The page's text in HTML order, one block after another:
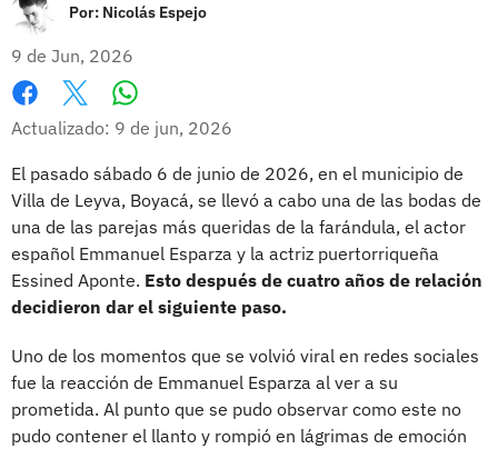
Por: Nicolás Espejo
9 de Jun, 2026
Facebook
X
Actualizado: 9 de jun, 2026
El pasado sábado 6 de junio de 2026, en el municipio de
Villa de Leyva, Boyacá, se llevó a cabo una de las bodas de
una de las parejas más queridas de la farándula, el actor
español Emmanuel Esparza y la actriz puertorriqueña
Essined Aponte. Esto después de cuatro años de relación
decidieron dar el siguiente paso.
Uno de los momentos que se volvió viral en redes sociales
fue la reacción de Emmanuel Esparza al ver a su
prometida. Al punto que se pudo observar como este no
pudo contener el llanto y rompió en lágrimas de emoción